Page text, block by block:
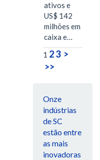
ativos e
US$ 142
milhões em
caixa e…
1 23 >
>>
Onze
indústrias
de SC
estão entre
as mais
inovadoras